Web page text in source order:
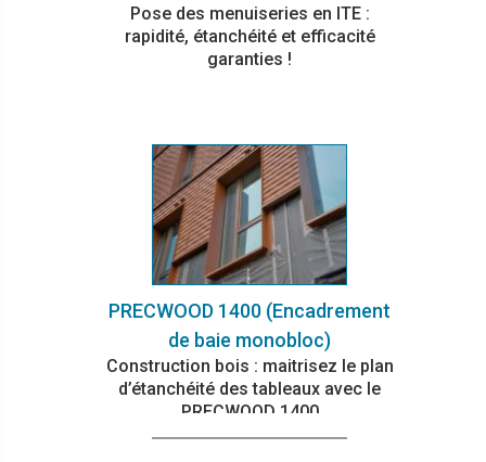
Pose des menuiseries en ITE :
rapidité, étanchéité et efficacité
garanties !
PRECWOOD 1400 (Encadrement
de baie monobloc)
Construction bois : maitrisez le plan
d’étanchéité des tableaux avec le
PRECWOOD 1400